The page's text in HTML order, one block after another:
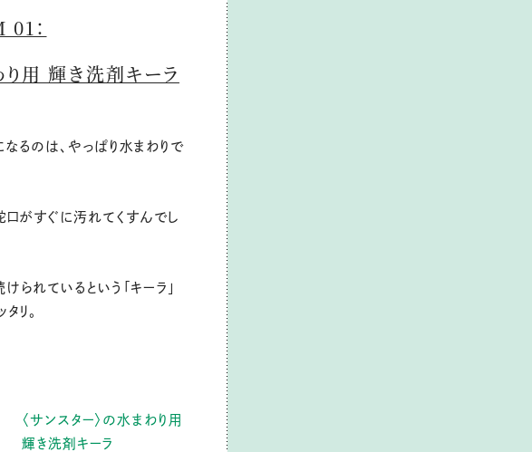
：
り用 輝き洗剤キーラ
るのは、やっぱり水まわりで
口がすぐに汚れてくすんでし
れているという「キーラ」
リ。
〈サンスター〉の水まわり用
輝き洗剤キーラ